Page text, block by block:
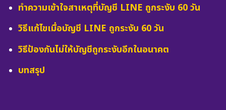
ทำความเข้าใจสาเหตุที่บัญชี LINE ถูกระงับ 60 วัน
วิธีแก้ไขเมื่อบัญชี LINE ถูกระงับ 60 วัน
วิธีป้องกันไม่ให้บัญชีถูกระงับอีกในอนาคต
บทสรุป